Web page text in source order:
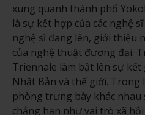
xung quanh thành phố
là sự kết hợp của các nghệ
nghệ sĩ đang lên, giới thiệu
của nghệ thuật đương đại.
Triennale làm bật lên sự
Nhật Bản và thế giới. Trong
phòng trưng bày khác nhau
chẳng hạn như vai trò xã